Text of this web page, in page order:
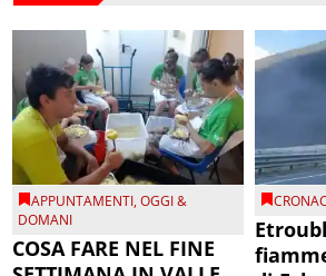
APPUNTAMENTI,OGGI &
DOMANI
COSA FARE NEL FINE